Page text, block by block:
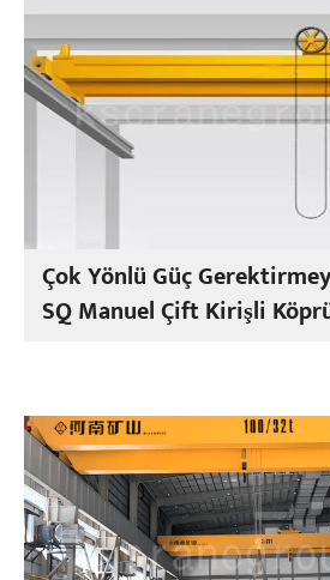
Çok Yönlü Güç
SQ Manuel Çift Kirişli